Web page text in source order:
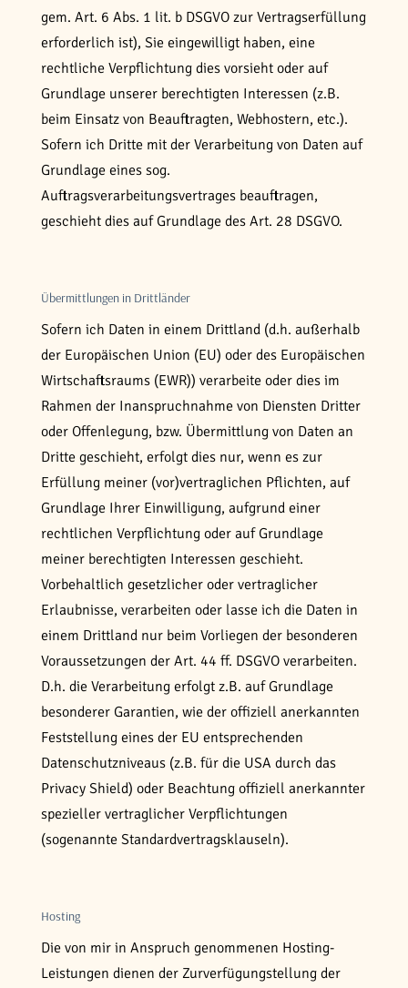
gem. Art. 6 Abs. 1 lit. b DSGVO zur Vertragserfüllung
erforderlich ist), Sie eingewilligt haben, eine
rechtliche Verpflichtung dies vorsieht oder auf
Grundlage unserer berechtigten Interessen (z.B.
beim Einsatz von Beauftragten, Webhostern, etc.).
Sofern ich Dritte mit der Verarbeitung von Daten auf
Grundlage eines sog.
Auftragsverarbeitungsvertrages beauftragen,
geschieht dies auf Grundlage des Art. 28 DSGVO.
Übermittlungen in Drittländer
Sofern ich Daten in einem Drittland (d.h. außerhalb
der Europäischen Union (EU) oder des Europäischen
Wirtschaftsraums (EWR)) verarbeite oder dies im
Rahmen der Inanspruchnahme von Diensten Dritter
oder Offenlegung, bzw. Übermittlung von Daten an
Dritte geschieht, erfolgt dies nur, wenn es zur
Erfüllung meiner (vor)vertraglichen Pflichten, auf
Grundlage Ihrer Einwilligung, aufgrund einer
rechtlichen Verpflichtung oder auf Grundlage
meiner berechtigten Interessen geschieht.
Vorbehaltlich gesetzlicher oder vertraglicher
Erlaubnisse, verarbeiten oder lasse ich die Daten in
einem Drittland nur beim Vorliegen der besonderen
Voraussetzungen der Art. 44 ff. DSGVO verarbeiten.
D.h. die Verarbeitung erfolgt z.B. auf Grundlage
besonderer Garantien, wie der offiziell anerkannten
Feststellung eines der EU entsprechenden
Datenschutzniveaus (z.B. für die USA durch das
Privacy Shield) oder Beachtung offiziell anerkannter
spezieller vertraglicher Verpflichtungen
(sogenannte Standardvertragsklauseln).
Hosting
Die von mir in Anspruch genommenen Hosting-
Leistungen dienen der Zurverfügungstellung der